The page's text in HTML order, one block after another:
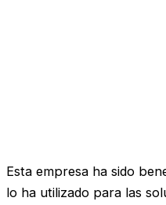
Esta empresa ha sido
lo ha utilizado para las